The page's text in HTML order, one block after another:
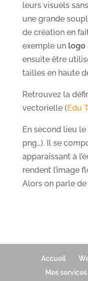
leurs visuels
une grande
de création en
exemple un logo
ensuite être
tailles en haute
Retrouvez la
vectorielle (Edu
En second lieu
png…). Il se
apparaissant à
rendent l’image
Alors on parle de
Accueil
Mes services